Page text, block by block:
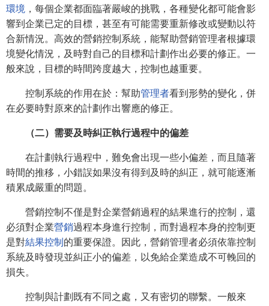
環境 ，每個企業都面臨著嚴峻的挑戰，各種變化都可能會影
響到企業已定的目標，甚至有可能需要重新修改或變動以符
合新情況。高效的營銷控制系統，能幫助營銷管理者根據環
境變化情況，及時對自己的目標和計劃作出必要的修正。一
般來說，目標的時間跨度越大，控制也越重要。
控制系統的作用在於：幫助管理者看到形勢的變化，併
在必要時對原來的計劃作出響應的修正。
（二）需要及時糾正執行過程中的偏差
在計劃執行過程中，難免會出現一些小偏差，而且隨著
時間的推移，小錯誤如果沒有得到及時的糾正，就可能逐漸
積累成嚴重的問題。
營銷控制不僅是對企業營銷過程的結果進行的控制，還
必須對企業營銷過程本身進行控制，而對過程本身的控制更
是對結果控制 的重要保證。因此，營銷管理者必須依靠控制
系統及時發現並糾正小的偏差，以免給企業造成不可輓回的
損失。
控制與計劃既有不同之處，又有密切的聯繫。一般來